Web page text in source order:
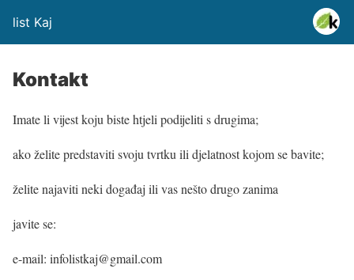
list Kaj
Kontakt
Imate li vijest koju biste htjeli podijeliti s drugima;
ako želite predstaviti svoju tvrtku ili djelatnost kojom se bavite;
želite najaviti neki događaj ili vas nešto drugo zanima
javite se:
e-mail: infolistkaj@gmail.com